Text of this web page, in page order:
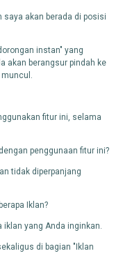
saya akan berada di posisi
instan" yang
akan berangsur pindah ke
fitur ini, selama
penggunaan fitur ini?
tidak diperpanjang
Iklan?
yang Anda inginkan.
di bagian "Iklan